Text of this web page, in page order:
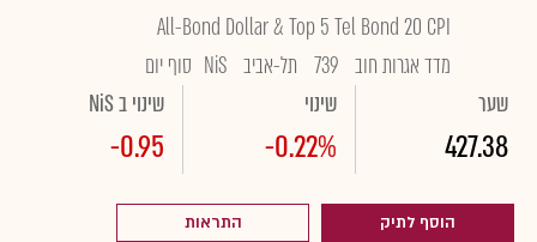
All-Bond Dollar & Top 5 Tel Bond 20 CPI
מדד אגרות חוב 739 תל-אביב NiS סוף יום
שער
427.38
שינוי
-0.22%
שינוי ב NiS
-0.95
הוסף לתיק התראות